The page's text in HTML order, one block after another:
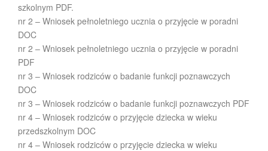
szkolnym PDF.
nr 2 – Wniosek pełnoletniego ucznia o przyjęcie w poradni
DOC
nr 2 – Wniosek pełnoletniego ucznia o przyjęcie w poradni
PDF
nr 3 – Wniosek rodziców o badanie funkcji poznawczych
DOC
nr 3 – Wniosek rodziców o badanie funkcji poznawczych PDF
nr 4 – Wniosek rodziców o przyjęcie dziecka w wieku
przedszkolnym DOC
nr 4 – Wniosek rodziców o przyjęcie dziecka w wieku